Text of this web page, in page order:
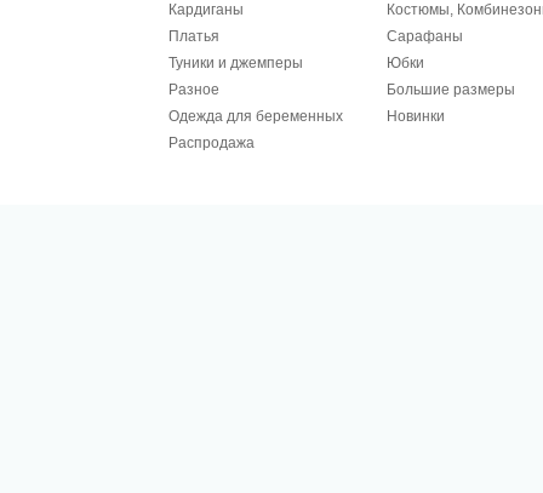
Кардиганы
Костюмы,
Платья
Сарафаны
Туники и джемперы
Юбки
Разное
Большие размеры
Одежда для беременных
Новинки
Распродажа